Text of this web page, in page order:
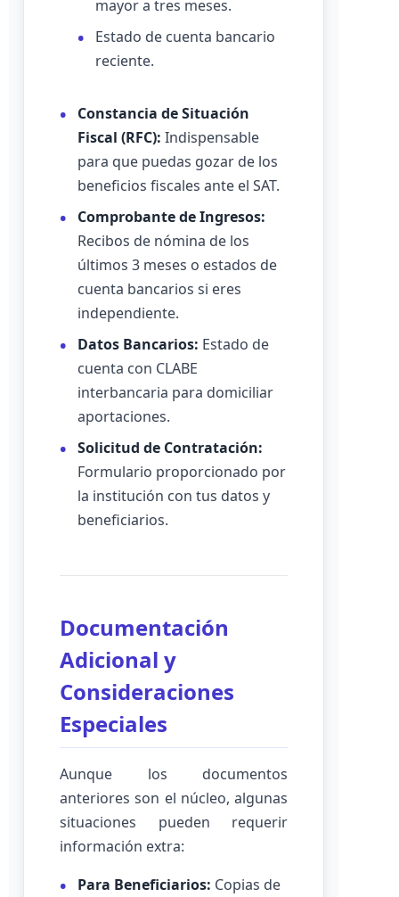
mayor a tres meses.
Estado de cuenta bancario
reciente.
Constancia de Situación
Fiscal (RFC): Indispensable
para que puedas gozar de los
beneficios fiscales ante el SAT.
Comprobante de Ingresos:
Recibos de nómina de los
últimos 3 meses o estados de
cuenta bancarios si eres
independiente.
Datos Bancarios: Estado de
cuenta con CLABE
interbancaria para domiciliar
aportaciones.
Solicitud de Contratación:
Formulario proporcionado por
la institución con tus datos y
beneficiarios.
Documentación
Adicional y
Consideraciones
Especiales
Aunque los documentos
anteriores son el núcleo, algunas
situaciones pueden requerir
información extra:
Para Beneficiarios: Copias de